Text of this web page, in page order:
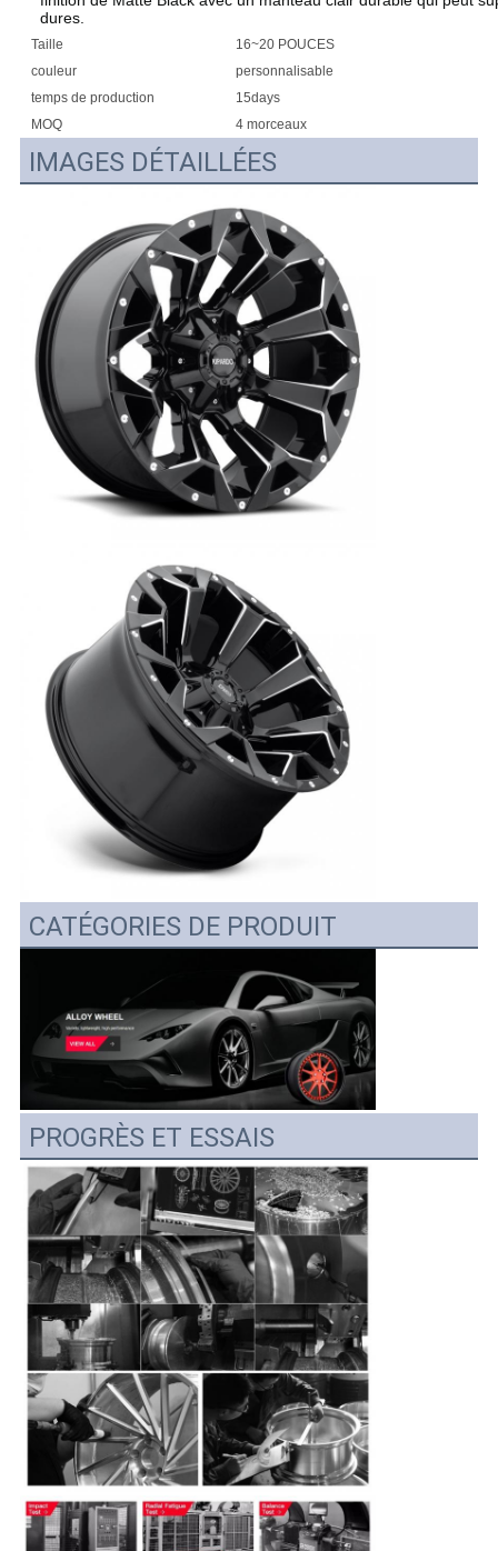
dures.
Taille
16~20 POUCES
couleur
personnalisable
temps de production
15days
MOQ
4 morceaux
IMAGES DÉTAILLÉES
CATÉGORIES DE PRODUIT
PROGRÈS ET ESSAIS